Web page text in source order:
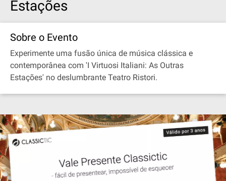
Estações
Sobre o Evento
Experimente uma fusão única de música clássica e
contemporânea com 'I Virtuosi Italiani: As Outras
Estações' no deslumbrante Teatro Ristori.